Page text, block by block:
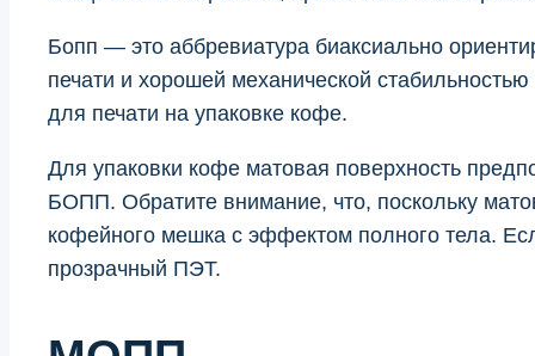
Бопп — это аббревиатура биаксиально
печати и хорошей механической
для печати на упаковке кофе.
Для упаковки кофе матовая поверхность
БОПП. Обратите внимание, что, поскольку
кофейного мешка с эффектом полного тела.
прозрачный ПЭТ.